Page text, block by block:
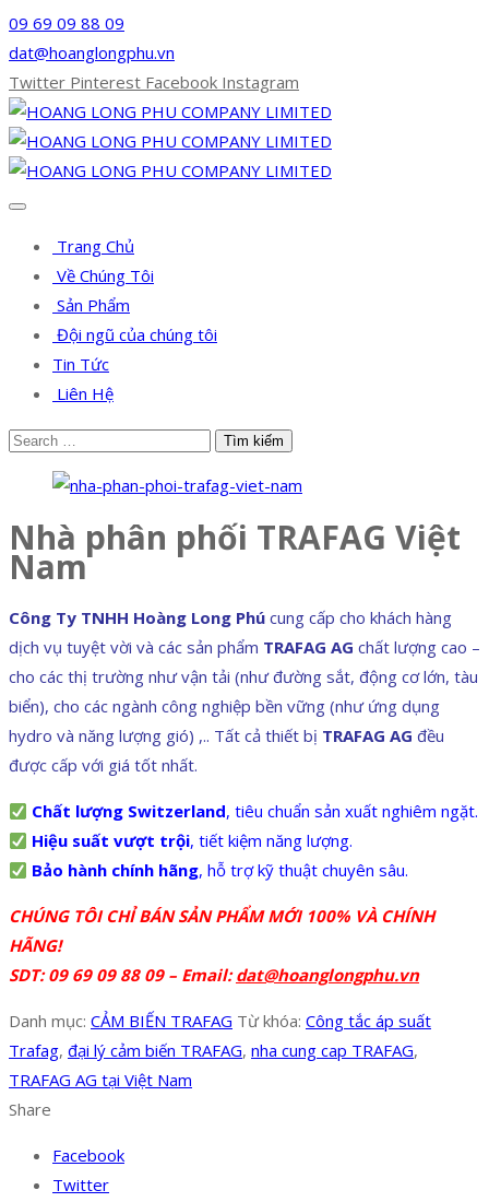
09 69 09 88 09
dat@hoanglongphu.vn
Twitter Pinterest Facebook Instagram
Trang Chủ
Về Chúng Tôi
Sản Phẩm
Đội ngũ của chúng tôi
Tin Tức
Liên Hệ
Nhà phân phối TRAFAG Việt
Nam
Công Ty TNHH Hoàng Long Phú cung cấp cho khách hàng
dịch vụ tuyệt vời và các sản phẩm TRAFAG AG chất lượng cao –
cho các thị trường như vận tải (như đường sắt, động cơ lớn, tàu
biển), cho các ngành công nghiệp bền vững (như ứng dụng
hydro và năng lượng gió) ,.. Tất cả thiết bị TRAFAG AG đều
được cấp với giá tốt nhất.
Chất lượng Switzerland, tiêu chuẩn sản xuất nghiêm ngặt.
Hiệu suất vượt trội, tiết kiệm năng lượng.
Bảo hành chính hãng, hỗ trợ kỹ thuật chuyên sâu.
CHÚNG TÔI CHỈ BÁN SẢN PHẨM MỚI 100% VÀ CHÍNH
HÃNG!
SDT: 09 69 09 88 09 – Email:dat@hoanglongphu.vn
Danh mục: CẢM BIẾN TRAFAG Từ khóa: Công tắc áp suất
Trafag, đại lý cảm biến TRAFAG, nha cung cap TRAFAG,
TRAFAG AG tại Việt Nam
Share
Facebook
Twitter